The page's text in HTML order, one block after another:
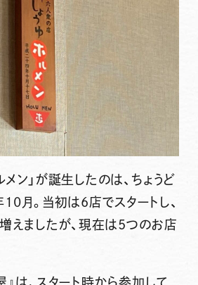
ン」 が誕生したのは、ちょうど
月。当初は6店でスタートし、
えましたが、現在は5つのお店
は、スタート時から参加して